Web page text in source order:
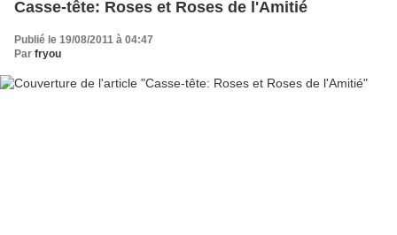
Casse-tête: Roses et Roses de l'Amitié
Publié le 19/08/2011 à 04:47
Par fryou